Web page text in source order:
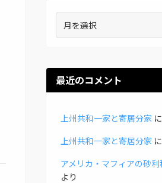
ブ
最近のコメント
上州共和一家と寄居分家 に
上州共和一家と寄居分家 に
アメリカ・マフィアの砂利
より